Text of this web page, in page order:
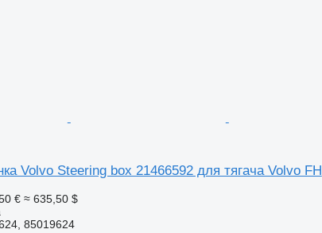
Volvo Steering box 21466592 для тягача Volvo FH
€ ≈ 635,50 $
85019624